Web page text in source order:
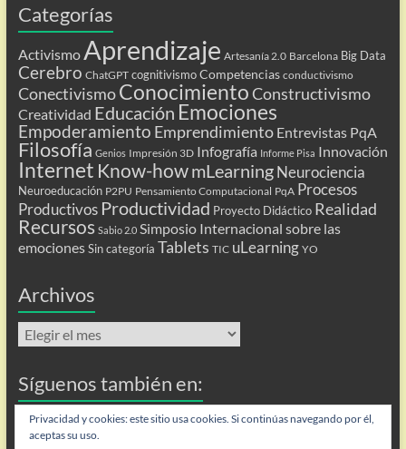
Categorías
Activismo Aprendizaje Artesanía 2.0 Barcelona Big Data
Cerebro ChatGPT cognitivismo Competencias conductivismo
ConectivismoConocimientoConstructivismo
Creatividad Educación Emociones
Empoderamiento Emprendimiento Entrevistas PqA
Filosofía Genios Impresión 3D Infografía Informe Pisa Innovación
Internet Know-howmLearning Neurociencia
Neuroeducación P2PU Pensamiento Computacional PqA Procesos
Productivos Productividad Proyecto Didáctico Realidad
Recursos Sabio 2.0 Simposio Internacional sobre las
emociones Sin categoría Tablets TIC uLearning YO
Archivos
Archivos
Síguenos también en:
Flip
Privacidad y cookies: este sitio usa cookies. Si continúas navegando por él,
aceptas su uso.